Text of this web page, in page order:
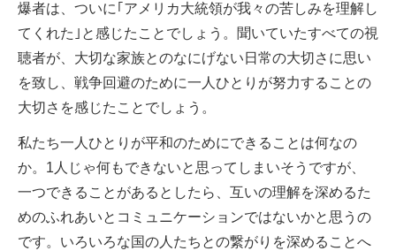
爆者は、ついに｢アメリカ大統領が我々の苦しみを理解し
てくれた｣と感じたことでしょう。聞いていたすべての視
聴者が、大切な家族とのなにげない日常の大切さに思い
を致し、戦争回避のために一人ひとりが努力することの
大切さを感じたことでしょう。
私たち一人ひとりが平和のためにできることは何なの
か。1人じゃ何もできないと思ってしまいそうですが、
一つできることがあるとしたら、互いの理解を深めるた
めのふれあいとコミュニケーションではないかと思うの
です。いろいろな国の人たちとの繋がりを深めることへ